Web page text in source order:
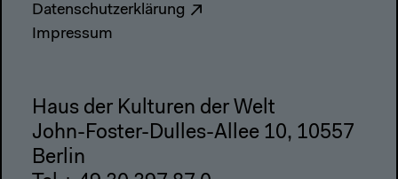
Datenschutzerklärung
Impressum
Haus der Kulturen der Welt
John-Foster-Dulles-Allee 10, 10557
Berlin